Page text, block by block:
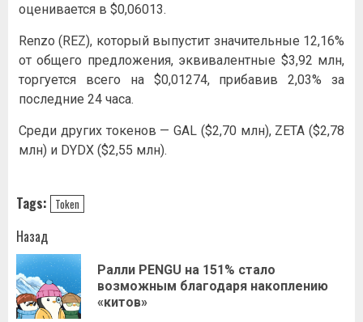
оценивается в $0,06013.
Renzo (REZ), который выпустит значительные 12,16%
от общего предложения, эквивалентные $3,92 млн,
торгуется всего на $0,01274, прибавив 2,03% за
последние 24 часа.
Среди других токенов — GAL ($2,70 млн), ZETA ($2,78
млн) и DYDX ($2,55 млн).
Tags: Token
Навигация
записи
Назад
Ралли PENGU на 151% стало
возможным благодаря накоплению
«китов»